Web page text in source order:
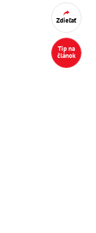
Zdieľať
Tip na
článok